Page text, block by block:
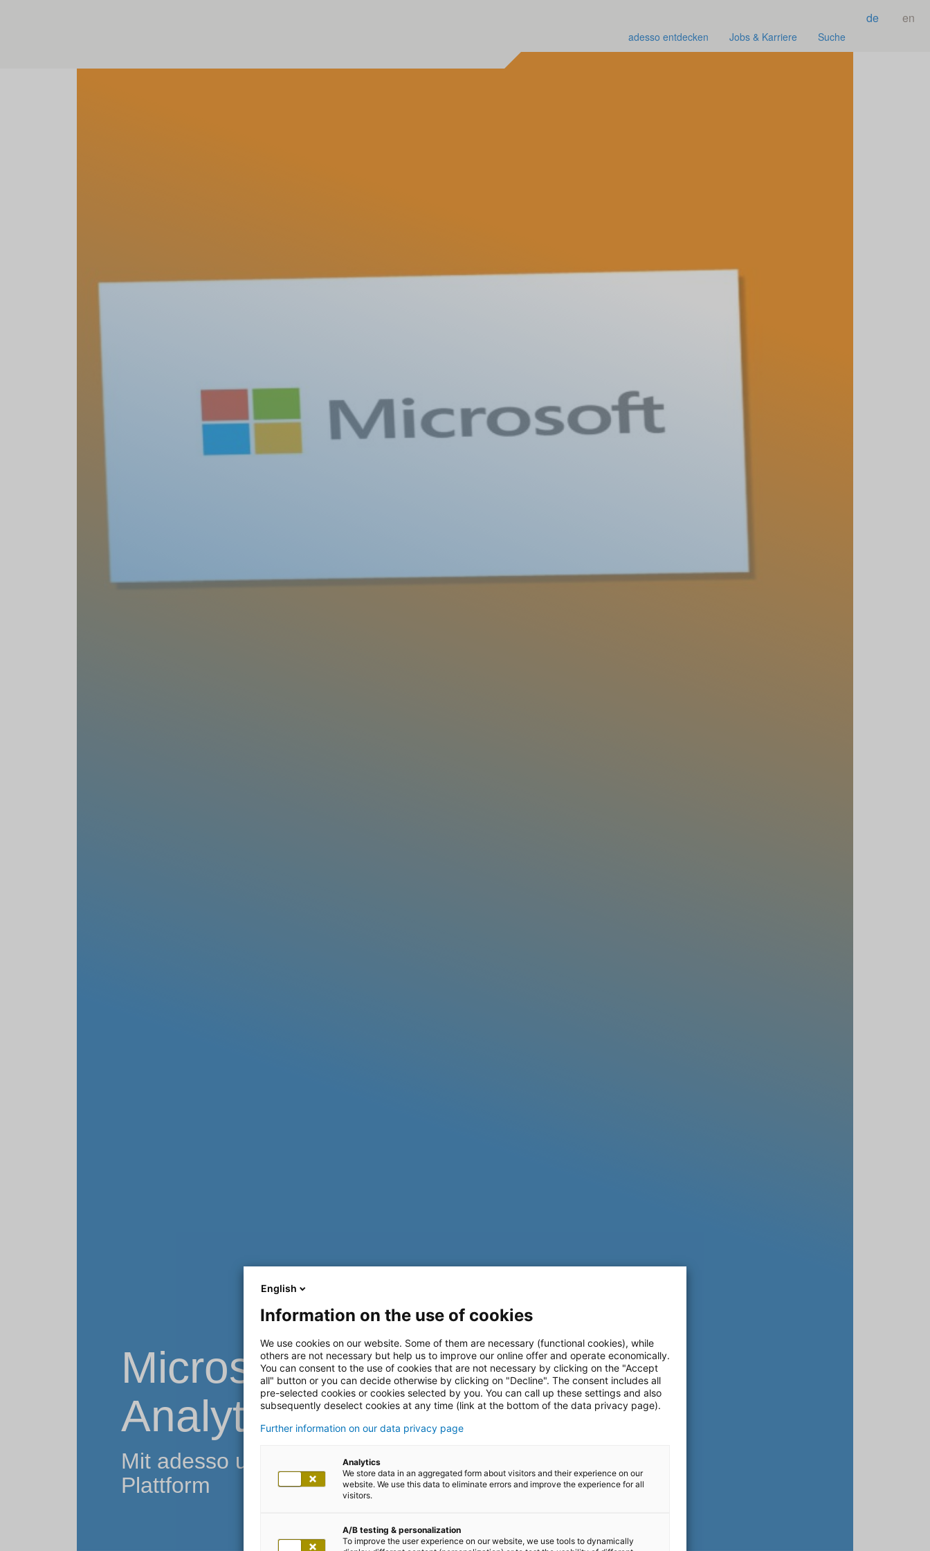
de en
adesso entdecken Jobs & Karriere Suche
Microsoft Data &
Analytics@adesso
Mit adesso und Microsoft zur passenden DNA-
Plattform
English
Information on the use of cookies
We use cookies on our website. Some of them are necessary (functional cookies), while
others are not necessary but help us to improve our online offer and operate economically.
You can consent to the use of cookies that are not necessary by clicking on the "Accept
all" button or you can decide otherwise by clicking on "Decline". The consent includes all
pre-selected cookies or cookies selected by you. You can call up these settings and also
subsequently deselect cookies at any time (link at the bottom of the data privacy page).
Further information on our data privacy page
Analytics
We store data in an aggregated form about visitors and their experience on our
website. We use this data to eliminate errors and improve the experience for all
visitors.
A/B testing & personalization
To improve the user experience on our website, we use tools to dynamically